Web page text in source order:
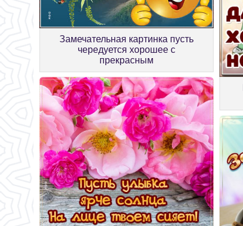
Замечательная картинка пусть
чередуется хорошее с
прекрасным